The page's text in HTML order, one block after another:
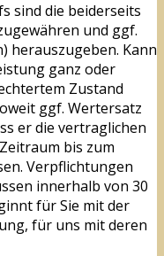
sind die beiderseits
und ggf.
herauszugeben. Kann
ganz oder
Zustand
ggf. Wertersatz
er die vertraglichen
bis zum
Verpflichtungen
innerhalb von 30
für Sie mit der
für uns mit deren